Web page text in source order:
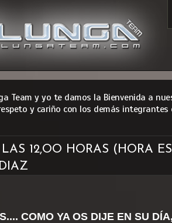
Team y yo te damos la Bienvenida a
y cariño con los demás integrantes
12,OO HORAS (HORA
COMO YA OS DIJE EN SU